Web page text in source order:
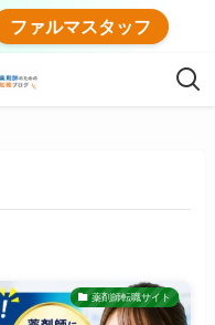
ファルマスタッフ
薬剤師転職サイト